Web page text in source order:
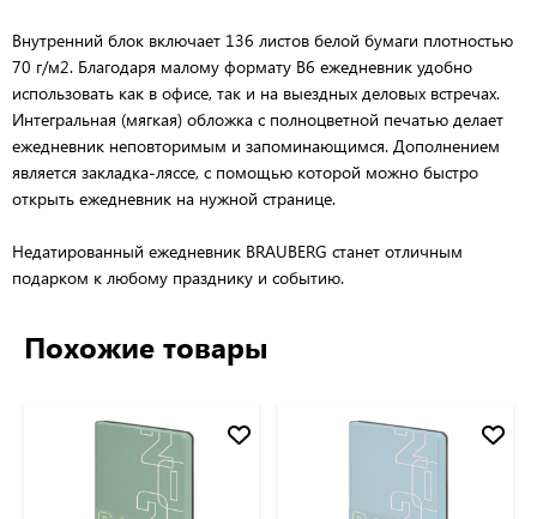
Внутренний блок включает 136 листов белой бумаги плотностью
70 г/м2. Благодаря малому формату В6 ежедневник удобно
использовать как в офисе, так и на выездных деловых встречах.
Интегральная (мягкая) обложка с полноцветной печатью делает
ежедневник неповторимым и запоминающимся. Дополнением
является закладка-ляссе, с помощью которой можно быстро
открыть ежедневник на нужной странице.
Недатированный ежедневник BRAUBERG станет отличным
подарком к любому празднику и событию.
Похожие товары